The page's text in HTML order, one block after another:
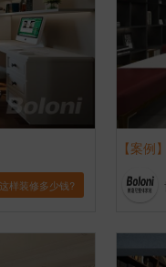
这样装修多少钱?
【案例